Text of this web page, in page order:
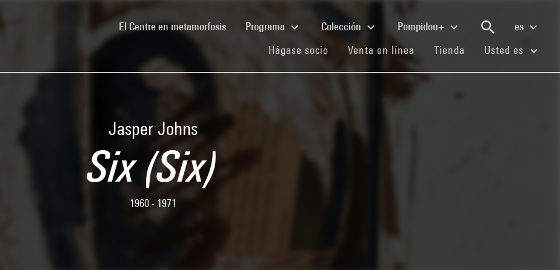
El Centre en metamorfosis(current)Programa Colección Pompidou+
es
Hágase socio (current)
Venta en línea (current)
Tienda (current)
Usted es
Jasper Johns
Six (Six)
1960 - 1971